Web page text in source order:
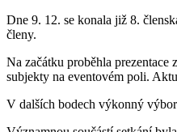
Dne 9. 12. se konala již 8.
členy.
Na začátku proběhla prezentace
subjekty na eventovém poli.
V dalších bodech výkonný